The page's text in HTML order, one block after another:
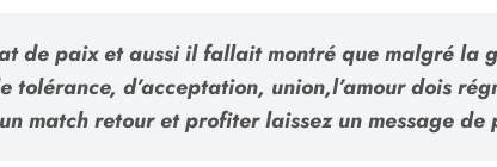
de paix et aussi il fallait montré que malgré la
d’acceptation, union,l’amour dois
match retour et profiter laissez un message de